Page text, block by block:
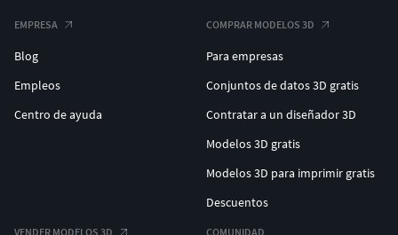
EMPRESA
Blog
Empleos
Centro de ayuda
COMPRAR MODELOS 3D
Para empresas
Conjuntos de datos 3D gratis
Contratar a un diseñador 3D
Modelos 3D gratis
Modelos 3D para imprimir gratis
Descuentos
VENDER MODELOS 3D COMUNIDAD